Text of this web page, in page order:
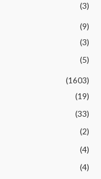
(3)
(9)
(3)
(5)
(1603)
(19)
(33)
(2)
(4)
(4)